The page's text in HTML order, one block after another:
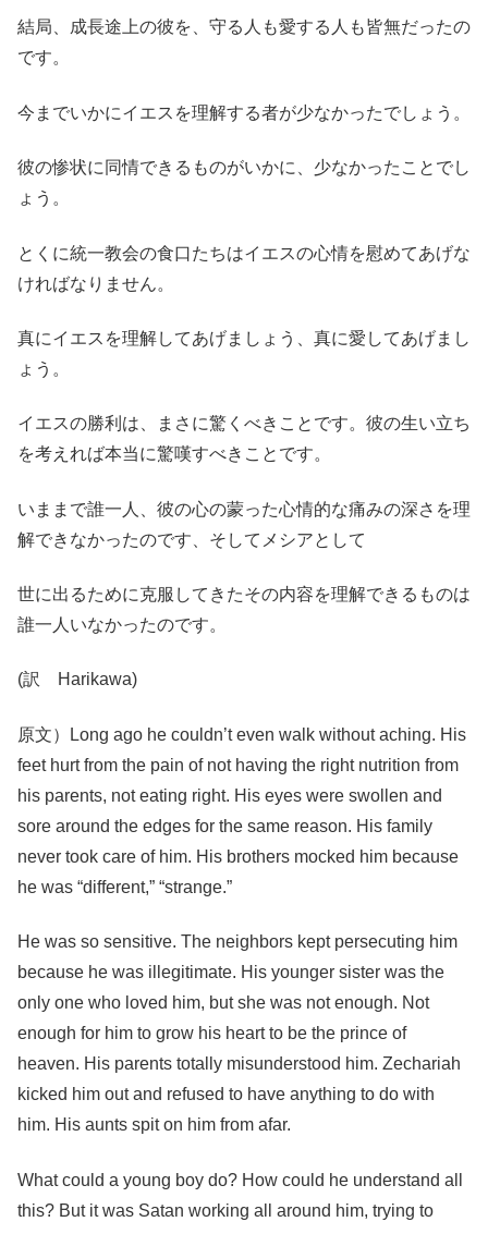
結局、成長途上の彼を、守る人も愛する人も皆無だったの
です。
今までいかにイエスを理解する者が少なかったでしょう。
彼の惨状に同情できるものがいかに、少なかったことでし
ょう。
とくに統一教会の食口たちはイエスの心情を慰めてあげな
ければなりません。
真にイエスを理解してあげましょう、真に愛してあげまし
ょう。
イエスの勝利は、まさに驚くべきことです。彼の生い立ち
を考えれば本当に驚嘆すべきことです。
いままで誰一人、彼の心の蒙った心情的な痛みの深さを理
解できなかったのです、そしてメシアとして
世に出るために克服してきたその内容を理解できるものは
誰一人いなかったのです。
(訳 Harikawa)
原文）Long ago he couldn’t even walk without aching. His
feet hurt from the pain of not having the right nutrition from
his parents, not eating right. His eyes were swollen and
sore around the edges for the same reason. His family
never took care of him. His brothers mocked him because
he was “different,” “strange.”
He was so sensitive. The neighbors kept persecuting him
because he was illegitimate. His younger sister was the
only one who loved him, but she was not enough. Not
enough for him to grow his heart to be the prince of
heaven. His parents totally misunderstood him. Zechariah
kicked him out and refused to have anything to do with
him. His aunts spit on him from afar.
What could a young boy do? How could he understand all
this? But it was Satan working all around him, trying to